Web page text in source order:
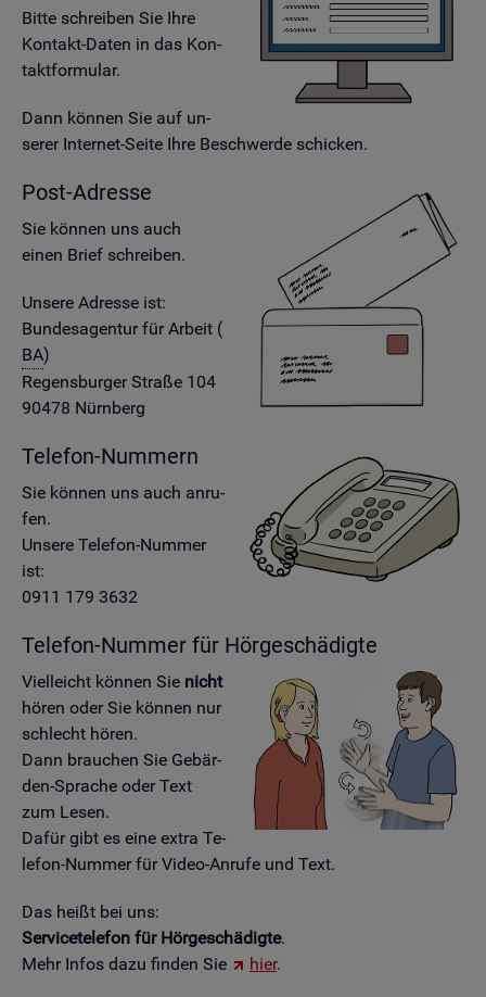
Bitte schrei­ben Sie Ihre
Kon­takt-Daten in das Kon­
takt­for­mu­lar.
Dann kön­nen Sie auf un­
se­rer In­ter­net-Seite Ihre Be­schwer­de schi­cken.
Post-Adres­se
Sie kön­nen uns auch
einen Brief schrei­ben.
Un­se­re Adres­se ist:
Bun­des­agen­tur für Ar­beit (
BA)
Re­gens­bur­ger Stra­ße 104
90478 Nürn­berg
Te­le­fon-Num­mern
Sie kön­nen uns auch an­ru­
fen.
Un­se­re Te­le­fon-Num­mer
ist:
0911 179 3632
Te­le­fon-Num­mer für Hör­ge­schä­dig­te
Viel­leicht kön­nen Sie nicht
hören oder Sie kön­nen nur
schlecht hören.
Dann brau­chen Sie Ge­bär­
den-Spra­che oder Text
zum Lesen.
Dafür gibt es eine extra Te­
le­fon-Num­mer für Video-An­ru­fe und Text.
Das heißt bei uns:
Ser­vice­te­le­fon für Hör­ge­schä­dig­te.
Mehr Infos dazu fin­den Sie
hier.